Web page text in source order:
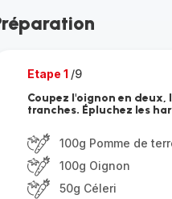
Etape 1 /9
Coupez l'oignon en deux,
tranches. Épluchez les
100g Pomme de
100g Oignon
50g Céleri